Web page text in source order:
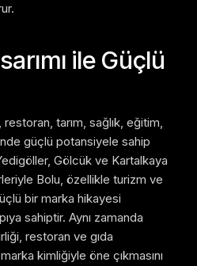
ile Güçlü
tarım, sağlık, eğitim,
güçlü potansiyele sahip
Gölcük ve Kartalkaya
Bolu, özellikle turizm ve
bir marka hikayesi
sahiptir. Aynı zamanda
restoran ve gıda
kimliğiyle öne çıkmasını